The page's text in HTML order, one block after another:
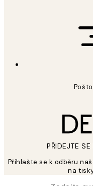
PŘIDEJTE
Přihlašte se k odběru
na